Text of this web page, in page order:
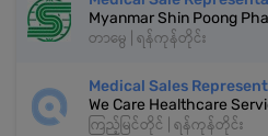
Myanmar Shin Poong
တာမွေ | ရန်ကုန်တိုင်း
Medical Sales
We Care Healthcare
ကြည့်မြင်တိုင် | ရန်ကုန်တိုင်း